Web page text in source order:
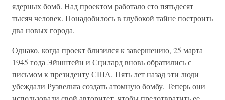
ядерных бомб. Над проектом работало сто пятьдесят
тысяч человек. Понадобилось в глубокой тайне построить
два новых города.
Однако, когда проект близился к завершению, 25 марта
1945 года Эйнштейн и Сцилард вновь обратились с
письмом к президенту США. Пять лет назад эти люди
убеждали Рузвельта создать атомную бомбу. Теперь они